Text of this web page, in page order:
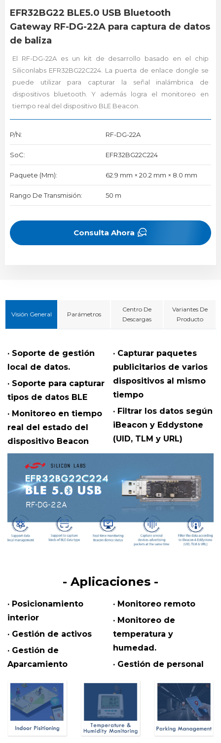
EFR32BG22 BLE5.0 USB Bluetooth
Gateway RF-DG-22A para captura de datos
de baliza
El RF-DG-22A es un kit de desarrollo basado en el chip
Siliconlabs EFR32BG22C224. La puerta de enlace dongle se
puede utilizar para capturar la señal inalámbrica de
dispositivos bluetooth. Y además logra el monitoreo en
tiempo real del dispositivo BLE Beacon.
P/N: RF-DG-22A
SoC: EFR32BG22C224
Paquete (mm): 62.9 mm × 20.2 mm × 8.0 mm
Rango De Transmisión: 50 m
Consulta Ahora
Visión General Parámetros
Centro De
Descargas
Variantes De
Producto
· Soporte de gestión
local de datos.
· Soporte para capturar
tipos de datos BLE
· Monitoreo en tiempo
real del estado del
dispositivo Beacon
· Capturar paquetes
publicitarios de varios
dispositivos al mismo
tiempo
· Filtrar los datos según
iBeacon y Eddystone
(UID, TLM y URL)
- Aplicaciones -
· Posicionamiento
interior
· Gestión de activos
· Gestión de
Aparcamiento
· Monitoreo remoto
· Monitoreo de
temperatura y
humedad.
· Gestión de personal